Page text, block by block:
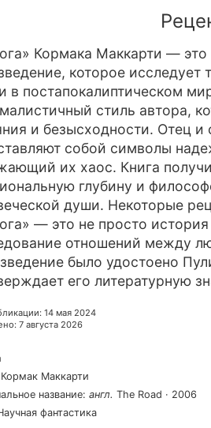
Кормака Маккарти —
которое
в постапокалиптическом
стиль автора,
и безысходности. Отец
собой символы
их хаос. Книга
глубину и
души. Некоторые
— это не просто
отношений между
было удостоено
его литературную
: 14 мая 2024
: 7 августа 2026
Кормак Маккарти
название: англ. The Road · 2006
Научная фантастика